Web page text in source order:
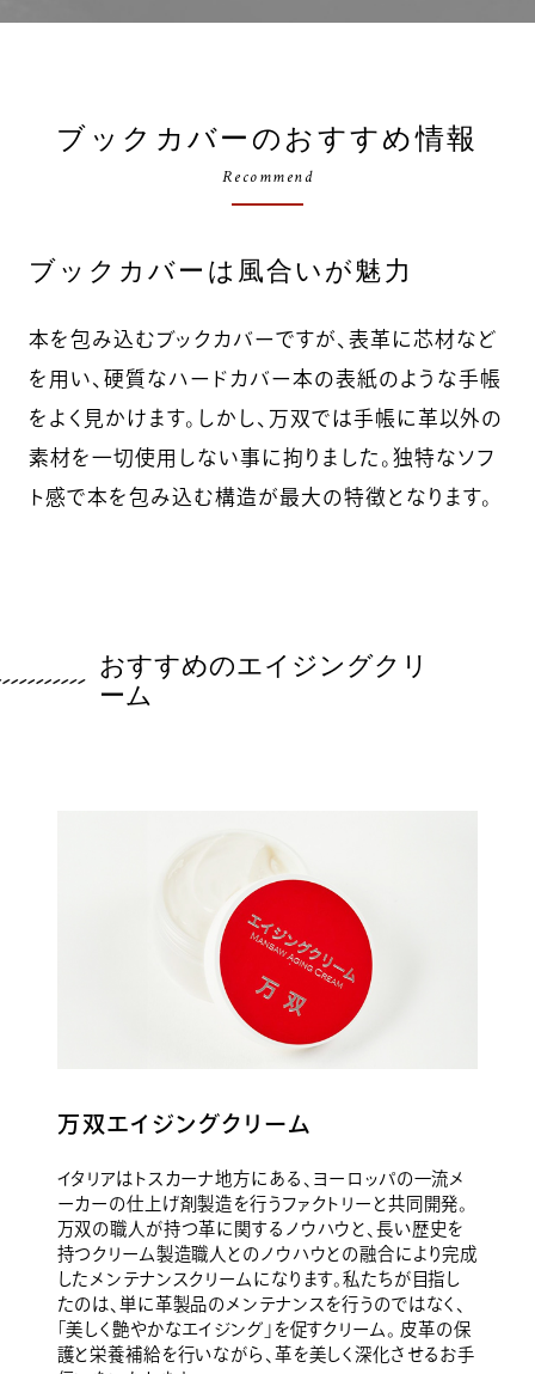
ブックカバーのおすすめ情報
Recommend
ブックカバーは風合いが魅力
本を包み込むブックカバーですが、表革に芯材など
を用い、硬質なハードカバー本の表紙のような手帳
をよく見かけます。しかし、万双では手帳に革以外の
素材を一切使用しない事に拘りました。独特なソフ
ト感で本を包み込む構造が最大の特徴となります。
おすすめのエイジングクリ
ーム
万双エイジングクリーム
イタリアはトスカーナ地方にある、ヨーロッパの一流メ
ーカーの仕上げ剤製造を行うファクトリーと共同開発。
万双の職人が持つ革に関するノウハウと、長い歴史を
持つクリーム製造職人とのノウハウとの融合により完成
したメンテナンスクリームになります。私たちが目指し
たのは、単に革製品のメンテナンスを行うのではなく、
「美しく艶やかなエイジング」を促すクリーム。 皮革の保
護と栄養補給を行いながら、革を美しく深化させるお手